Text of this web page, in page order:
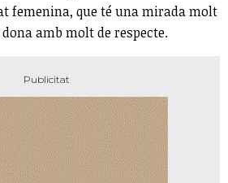
femenina, que té una mirada molt
amb molt de respecte.